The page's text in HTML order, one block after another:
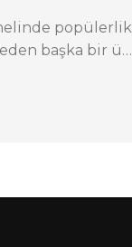
popülerlik
başka bir ü…